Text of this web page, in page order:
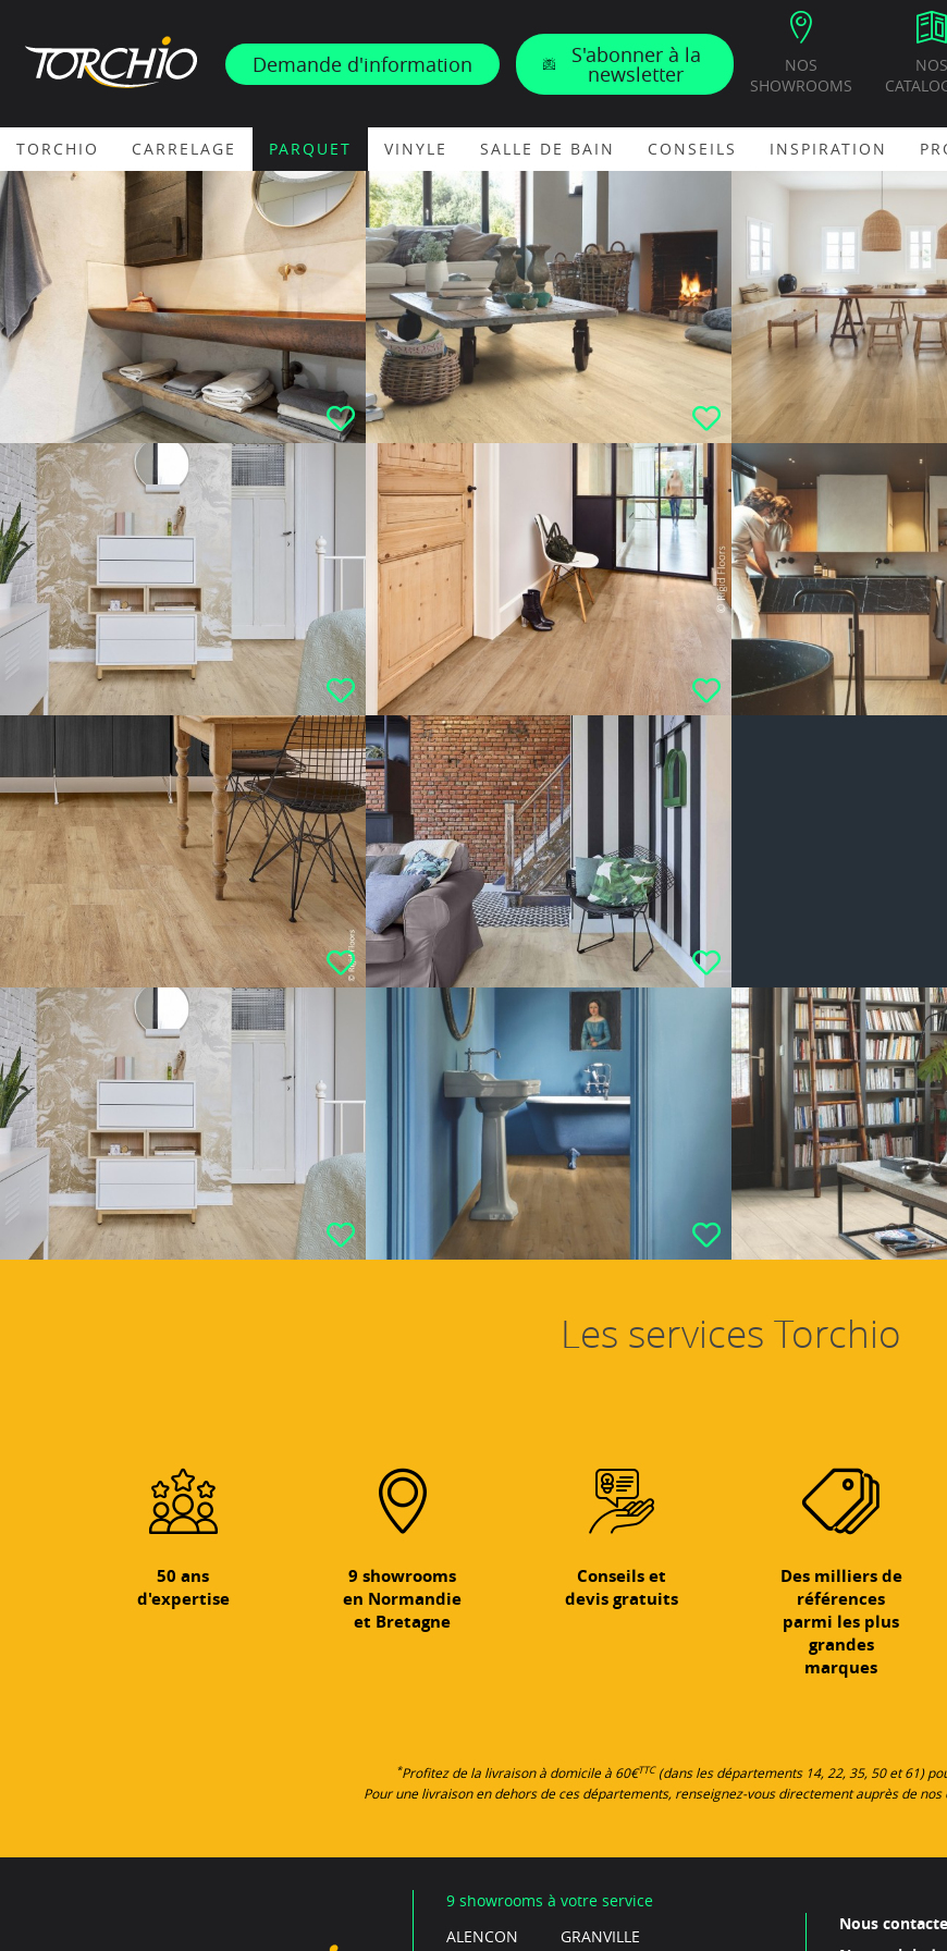
PROMOS & ACTUS Demande d'information S'abonner à la
newsletter
NOS
SHOWROOMS
NOS
TORCHIO CARRELAGE PARQUET VINYLE SALLE DE BAIN CONSEILS INSPIRATION
Les services Torchio
50 ans
d'expertise
9 showrooms
en Normandie
et Bretagne
Conseils et
devis gratuits
Des milliers de
références
parmi les plus
grandes
marques
*Profitez de la livraison à domicile à 60€TTC(dans les départements 14, 22, 35, 50 et 61)
Pour une livraison en dehors de ces départements, renseignez-vous directement auprès de
9 showrooms à votre service
ALENCON
GRANVILLE
Nous